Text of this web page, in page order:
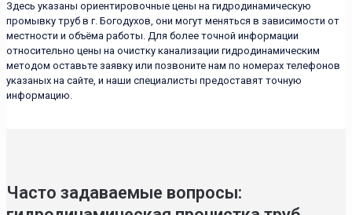
Здесь указаны ориентировочные цены на гидродинамическую
промывку труб в г. Богодухов, они могут меняться в зависимости от
местности и объёма работы. Для более точной информации
относительно цены на очистку канализации гидродинамическим
методом оставьте заявку или позвоните нам по номерах телефонов
указаных на сайте, и наши специалисты предоставят точную
информацию.
Часто задаваемые вопросы: